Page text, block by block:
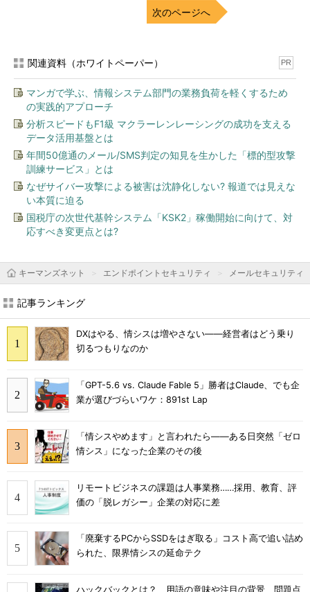
次のページへ
関連資料（ホワイトペーパー） PR
マンガで学ぶ、情報システム部門の業務負荷を軽くするため
の実践的アプローチ
分析スピードもF1級 マクラーレンレーシングの成功を支える
データ活用基盤とは
年間50億通のメール/SMS判定の知見を生かした「標的型攻撃
訓練サービス」とは
なぜサイバー攻撃による被害は沈静化しない? 報道では見えな
い本質に迫る
国税庁の次世代基幹システム「KSK2」稼働開始に向けて、対
応すべき変更点とは?
キーマンズネット エンドポイントセキュリティ メールセキュリティ
記事ランキング
DXはやる、情シスは増やさない――経営者はどう乗り
切るつもりなのか
「GPT-5.6 vs. Claude Fable 5」勝者はClaude、でも企
業が選びづらいワケ：891st Lap
「情シスやめます」と言われたら――ある日突然「ゼロ
情シス」になった企業のその後
リモートビジネスの課題は人事業務……採用、教育、評
価の「脱レガシー」企業の対応に差
「廃棄するPCからSSDをはぎ取る」コスト高で追い詰め
られた、限界情シスの延命テク
ハックバックとは？ 用語の意味や注目の背景、問題点